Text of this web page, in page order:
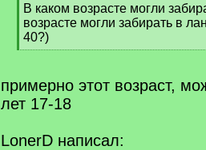
[
q
]
В каком возрасте могли
возрасте могли забирать в
40?)
[
q
]
примерно этот возраст,
лет 17-18
LonerD написал: